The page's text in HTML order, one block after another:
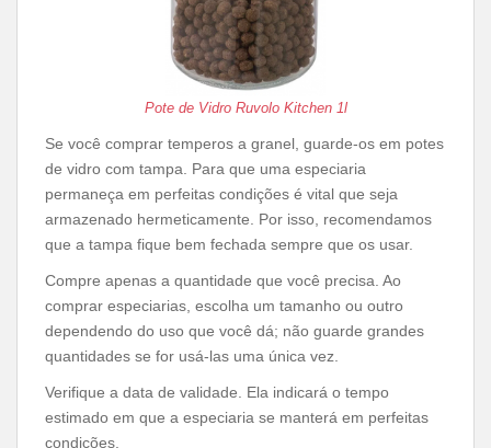
Pote de Vidro Ruvolo Kitchen 1l
Se você comprar temperos a granel, guarde-os em potes
de vidro com tampa. Para que uma especiaria
permaneça em perfeitas condições é vital que seja
armazenado hermeticamente. Por isso, recomendamos
que a tampa fique bem fechada sempre que os usar.
Compre apenas a quantidade que você precisa. Ao
comprar especiarias, escolha um tamanho ou outro
dependendo do uso que você dá; não guarde grandes
quantidades se for usá-las uma única vez.
Verifique a data de validade. Ela indicará o tempo
estimado em que a especiaria se manterá em perfeitas
condições.